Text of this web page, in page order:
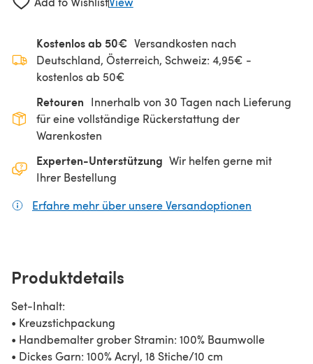
Kostenlos ab 50€ Versandkosten nach
Deutschland, Österreich, Schweiz: 4,95€ -
kostenlos ab 50€
Retouren Innerhalb von 30 Tagen nach Lieferung
für eine vollständige Rückerstattung der
Warenkosten
Experten-Unterstützung Wir helfen gerne mit
Ihrer Bestellung
Erfahre mehr über unsere Versandoptionen
Produktdetails
Set-Inhalt:
• Kreuzstichpackung
• Handbemalter grober Stramin: 100% Baumwolle
• Dickes Garn: 100% Acryl, 18 Stiche/10 cm